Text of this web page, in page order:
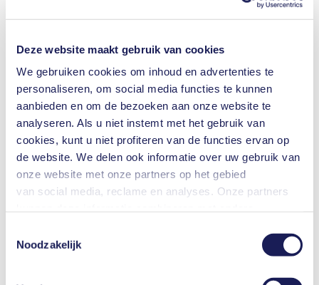
Deze website maakt gebruik van cookies
We gebruiken cookies om inhoud en advertenties te
personaliseren, om social media functies te kunnen
aanbieden en om de bezoeken aan onze website te
analyseren. Als u niet instemt met het gebruik van
cookies, kunt u niet profiteren van de functies ervan op
de website. We delen ook informatie over uw gebruik van
onze website met onze partners op het gebied
van social media, reclame en analyses. Onze partners
verzameld in het kader van uw gebruik van de diensten.
U kunt uw toestemming te allen tijde intrekken door te
klikken op "Cookies" onderaan de website en het vinkje
Noodzakelijk